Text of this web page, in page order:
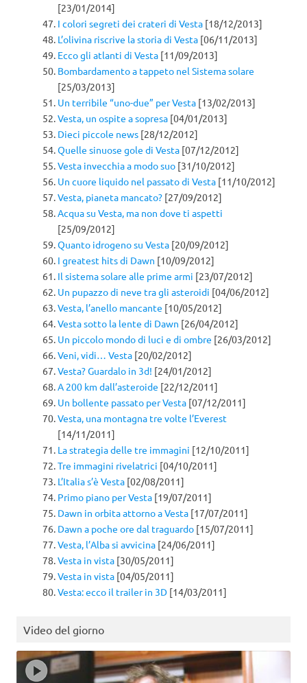
[23/01/2014]
I colori segreti dei crateri di Vesta [18/12/2013]
L’olivina riscrive la storia di Vesta [06/11/2013]
Ecco gli atlanti di Vesta [11/09/2013]
Bombardamento a tappeto nel Sistema solare
[25/03/2013]
Un terribile “uno-due” per Vesta [13/02/2013]
Vesta, un ospite a sopresa [04/01/2013]
Dieci piccole news [28/12/2012]
Quelle sinuose gole di Vesta [07/12/2012]
Vesta invecchia a modo suo [31/10/2012]
Un cuore liquido nel passato di Vesta [11/10/2012]
Vesta, pianeta mancato? [27/09/2012]
Acqua su Vesta, ma non dove ti aspetti
[25/09/2012]
Quanto idrogeno su Vesta [20/09/2012]
I greatest hits di Dawn [10/09/2012]
Il sistema solare alle prime armi [23/07/2012]
Un pupazzo di neve tra gli asteroidi [04/06/2012]
Vesta, l’anello mancante [10/05/2012]
Vesta sotto la lente di Dawn [26/04/2012]
Un piccolo mondo di luci e di ombre [26/03/2012]
Veni, vidi… Vesta [20/02/2012]
Vesta? Guardalo in 3d! [24/01/2012]
A 200 km dall’asteroide [22/12/2011]
Un bollente passato per Vesta [07/12/2011]
Vesta, una montagna tre volte l’Everest
[14/11/2011]
La strategia delle tre immagini [12/10/2011]
Tre immagini rivelatrici [04/10/2011]
L’Italia s’è Vesta [02/08/2011]
Primo piano per Vesta [19/07/2011]
Dawn in orbita attorno a Vesta [17/07/2011]
Dawn a poche ore dal traguardo [15/07/2011]
Vesta, l’Alba si avvicina [24/06/2011]
Vesta in vista [30/05/2011]
Vesta in vista [04/05/2011]
Vesta: ecco il trailer in 3D [14/03/2011]
Video del giorno